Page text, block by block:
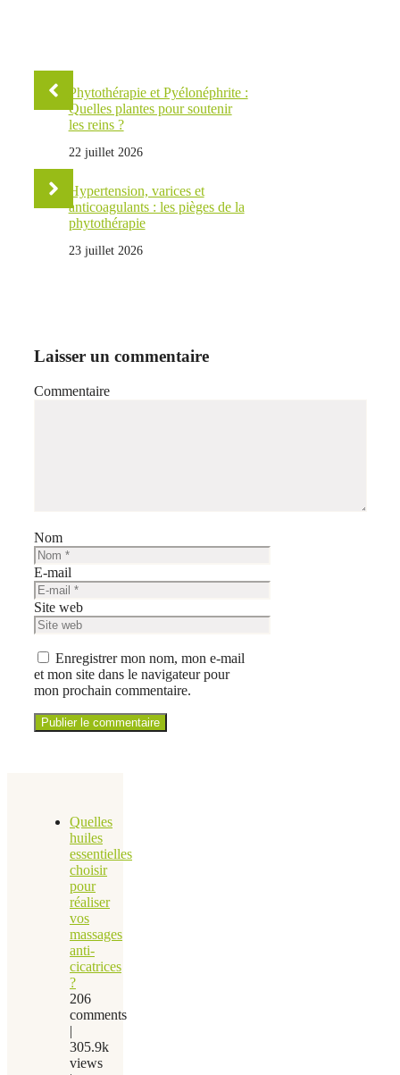
Phytothérapie et Pyélonéphrite :
Quelles plantes pour soutenir
les reins ?
22 juillet 2026
Hypertension, varices et
anticoagulants : les pièges de la
phytothérapie
23 juillet 2026
Laisser un commentaire
Commentaire
Nom
E-mail
Site web
Enregistrer mon nom, mon e-mail
et mon site dans le navigateur pour
mon prochain commentaire.
Quelles
huiles
essentielles
choisir
pour
réaliser
vos
massages
anti-
cicatrices
?
206
comments
|
305.9k
views